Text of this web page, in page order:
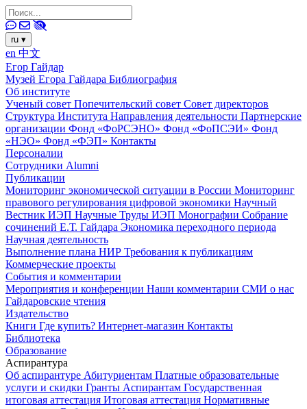
ru ▾
en 中文
Егор Гайдар
Музей Егора Гайдара Библиография
Об институте
Ученый совет Попечительский совет Совет директоров
Структура Института Направления деятельности Партнерские
организации Фонд «ФоРСЭНО» Фонд «ФоПСЭИ» Фонд
«НЭО» Фонд «ФЭП» Контакты
Персоналии
Сотрудники Alumni
Публикации
Мониторинг экономической ситуации в России Мониторинг
правового регулирования цифровой экономики Научный
Вестник ИЭП Научные Труды ИЭП Монографии Собрание
сочинений Е.Т. Гайдара Экономика переходного периода
Научная деятельность
Выполнение плана НИР Требования к публикациям
Коммерческие проекты
События и комментарии
Мероприятия и конференции Наши комментарии СМИ о нас
Гайдаровские чтения
Издательство
Книги Где купить? Интернет-магазин Контакты
Библиотека
Образование
Аспирантура
Об аспирантуре Абитуриентам Платные образовательные
услуги и скидки Гранты Аспирантам Государственная
итоговая аттестация Итоговая аттестация Нормативные